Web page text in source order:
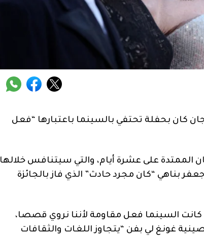
كان بحفلة تحتفي بالسينما باعتبارها “فعل
الممتدة على عشرة أيام، والتي سيتنافس خلالها
بناهي “كان مجرد حادث” الذي فاز بالجائزة
كانت السينما فعل مقاومة لأننا نروي قصصا،
غونغ لي بفن “يتجاوز اللغات والثقافات